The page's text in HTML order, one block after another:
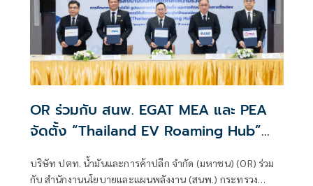
OR ร่วมกับ สนพ. EGAT MEA และ PEA
จัดตั้ง “Thailand EV Roaming Hub”
เพื่อเชื่อมโยงข้อมูลสถานีชาร์จ EV ทั่ว
ประเทศ
บริษัท ปตท. น้ำมันและการค้าปลีก จำกัด (มหาชน) (OR) ร่วม
กับ สำนักงานนโยบายและแผนพลังงาน (สนพ.) กระทรวง